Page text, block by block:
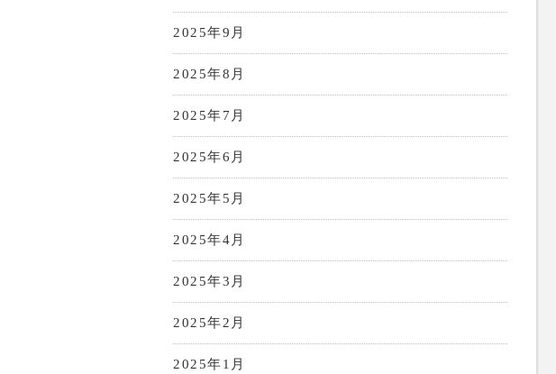
2025年9月
2025年8月
2025年7月
2025年6月
2025年5月
2025年4月
2025年3月
2025年2月
2025年1月